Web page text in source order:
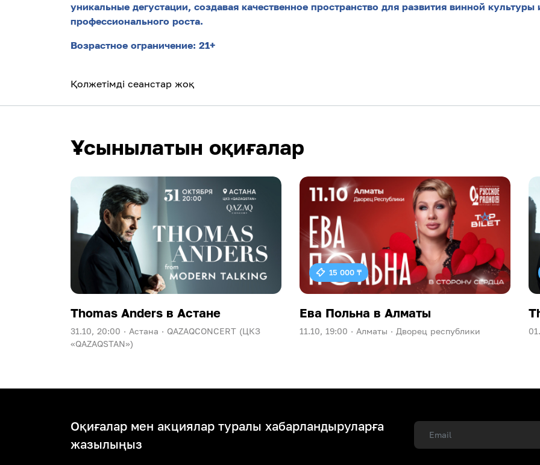
уникальные дегустации, создавая качественное пространство для развития винной культуры
профессионального роста.
Возрастное ограничение: 21+
Қолжетімді сеанстар жоқ
Ұсынылатын оқиғалар
Thomas Anders в Астане
31.10, 20:00 · Астана · QAZAQCONCERT (ЦКЗ
«QAZAQSTAN»)
15 000 ₸
Ева Польна в Алматы
11.10, 19:00 · Алматы · Дворец республики
Оқиғалар мен акциялар туралы хабарландыруларға
жазылыңыз